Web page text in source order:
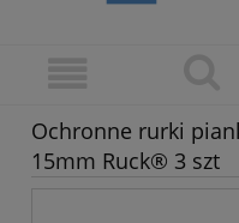
Ochronne rurki
15mm Ruck® 3 szt